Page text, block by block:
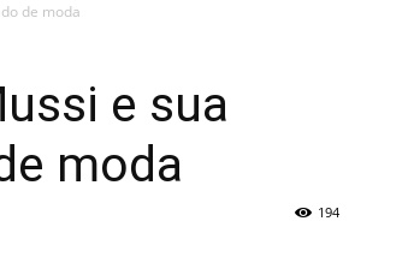
de moda
e sua
moda
194